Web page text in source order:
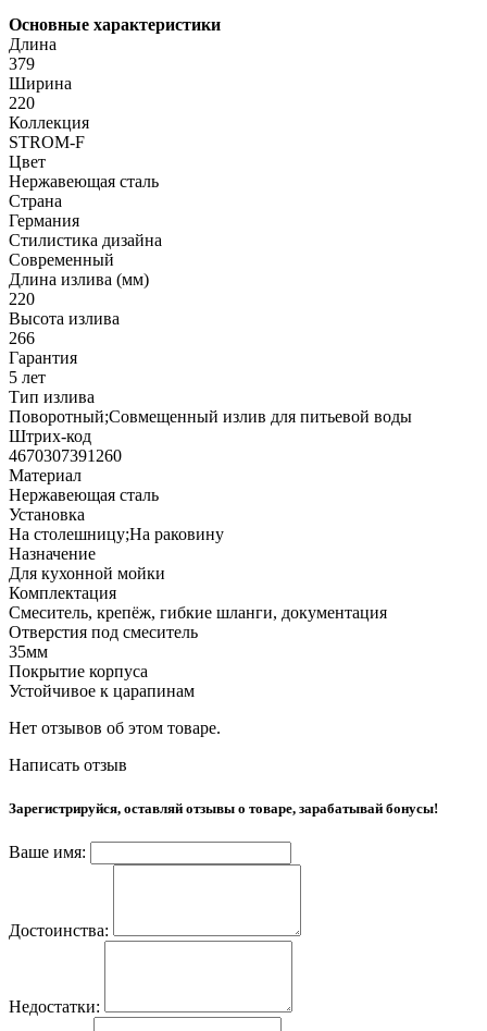
Основные характеристики
Длина
379
Ширина
220
Коллекция
STROM-F
Цвет
Нержавеющая сталь
Страна
Германия
Стилистика дизайна
Современный
Длина излива (мм)
220
Высота излива
266
Гарантия
5 лет
Тип излива
Поворотный;Совмещенный излив для питьевой воды
Штрих-код
4670307391260
Материал
Нержавеющая сталь
Установка
На столешницу;На раковину
Назначение
Для кухонной мойки
Комплектация
Смеситель, крепёж, гибкие шланги, документация
Отверстия под смеситель
35мм
Покрытие корпуса
Устойчивое к царапинам
Нет отзывов об этом товаре.
Написать отзыв
Зарегистрируйся, оставляй отзывы о товаре, зарабатывай бонусы!
Ваше имя:
Достоинства:
Недостатки: